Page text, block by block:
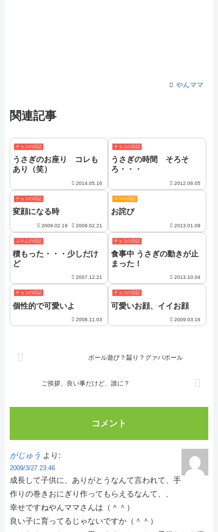
やんママ
関連記事
チョコの日記
うさぎのお座り コレも
あり（笑）
2014.05.16
チョコの日記
うさぎの時間 そろそ
ろ・・・
2012.06.05
チョコの日記
変顔になる時
2009.02.19 2009.02.21
ママの日記
お詫び
2013.01.09
ぷりんの日記
積もった・・・少しだけ
ど
2007.12.21
チョコの日記
食事中 うさぎの動きが止
まった！
2013.10.04
チョコの日記
個性的で可愛いよ
2008.11.03
チョコの日記
可愛いお顔、イイお顔
2009.03.16
ボール遊び？齧り？グァバボール
ご挨拶、良い事だけど、誰に？
コメント
がじゅう より:
2009/3/27 23:46
成長して子供に、ありがとうなんて言われて、手
作りの巻きおにぎり作ってもらえるなんて、、
幸せですねやんママさんは（＾＾）
良い子に育ってるじゃないですか（＾＾）